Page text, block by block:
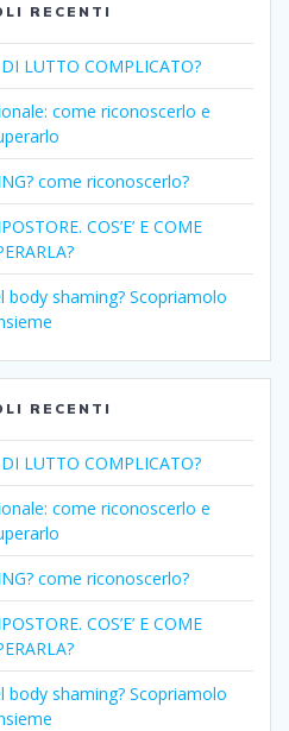
RECENTI
LUTTO COMPLICATO?
come riconoscerlo e
come riconoscerlo?
COS’E’ E COME
shaming? Scopriamolo
RECENTI
LUTTO COMPLICATO?
come riconoscerlo e
come riconoscerlo?
COS’E’ E COME
shaming? Scopriamolo